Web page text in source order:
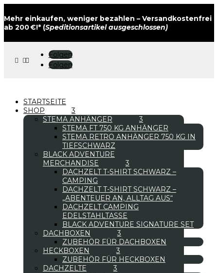
Mehr einkaufen, weniger bezahlen – Versandkostenfrei
ab 200 €!* (Speditionsartikel ausgeschlossen)
 
Folgen
Folgen
STARTSEITE
SHOP
STEMA ANHÄNGER
STEMA FT 750 KG ANHÄNGER
STEMA RETRO ANHÄNGER 750 KG IN
TIEFSCHWARZ
BLACK ADVENTURE
MERCHANDISE
DACHZELT T-SHIRT SCHWARZ –
CAMPING
DACHZELT T-SHIRT SCHWARZ –
„ABENTEUER AN, ALLTAG AUS“
DACHZELT CAMPING
EDELSTAHLTASSE
BLACK ADVENTURE SIGNATURE SET
DACHBOXEN
ZUBEHÖR FÜR DACHBOXEN
HECKBOXEN
ZUBEHÖR FÜR HECKBOXEN
DACHZELTE